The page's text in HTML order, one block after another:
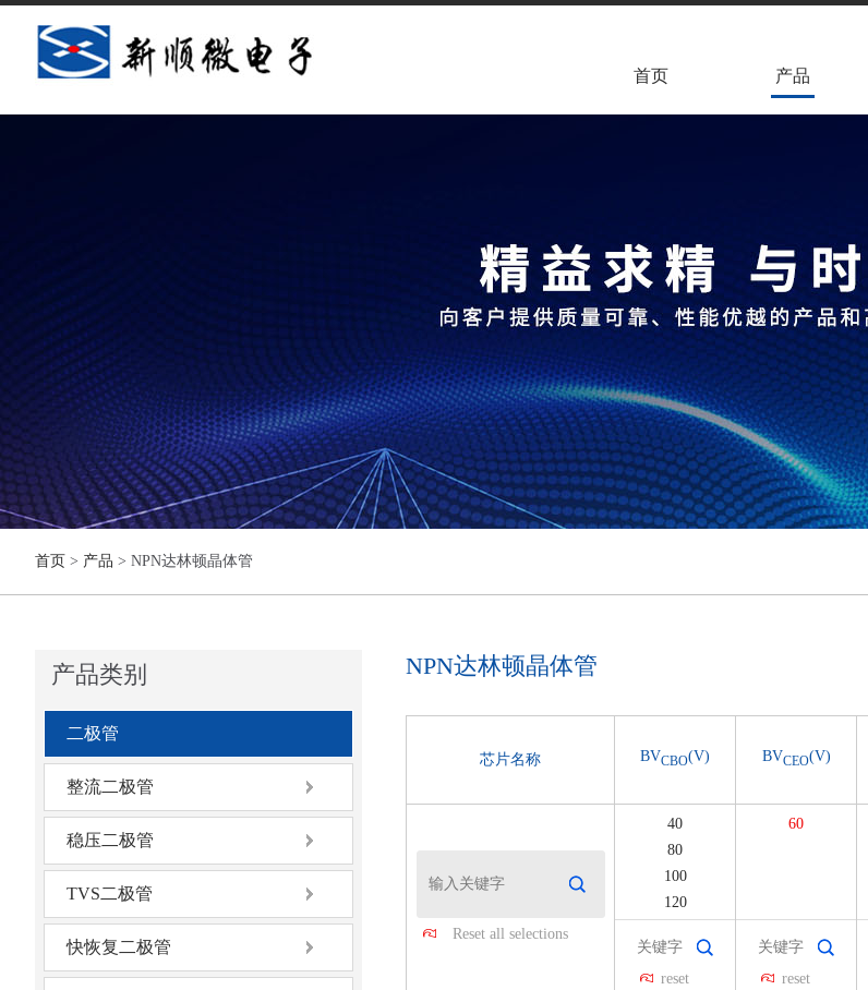
首页 产品
首页 > 产品 > NPN达林顿晶体管
产品类别
二极管
整流二极管
稳压二极管
TVS二极管
快恢复二极管
NPN达林顿晶体管
芯片名称 BVCBO(V) BVCEO(V)
Reset all selections
40
80
100
120
350
600
reset
60
reset